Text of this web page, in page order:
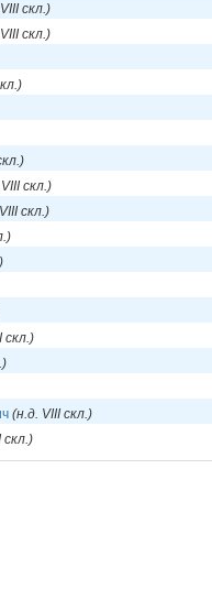
скл.)
скл.)
скл.)
скл.)
скл.)
(н.д. VIII скл.)
скл.)